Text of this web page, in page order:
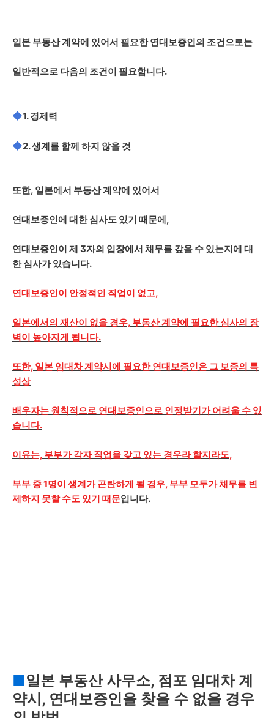
일본 부동산 계약에 있어서 필요한 연대보증인의 조건으로는
일반적으로 다음의 조건이 필요합니다.
◆1. 경제력
◆2. 생계를 함께 하지 않을 것
또한, 일본에서 부동산 계약에 있어서
연대보증인에 대한 심사도 있기 때문에,
연대보증인이 제 3자의 입장에서 채무를 갚을 수 있는지에 대
한 심사가 있습니다.
연대보증인이 안정적인 직업이 없고,
일본에서의 재산이 없을 경우, 부동산 계약에 필요한 심사의 장
벽이 높아지게 됩니다.
또한, 일본 임대차 계약시에 필요한 연대보증인은 그 보증의 특
성상
배우자는 원칙적으로 연대보증인으로 인정받기가 어려울 수 있
습니다.
이유는, 부부가 각자 직업을 갖고 있는 경우라 할지라도,
부부 중 1명이 생계가 곤란하게 될 경우, 부부 모두가 채무를 변
제하지 못할 수도 있기 때문입니다.
■일본 부동산 사무소, 점포 임대차 계
약시, 연대보증인을 찾을 수 없을 경우